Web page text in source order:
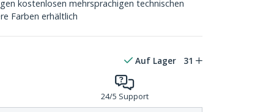
kostenlosen mehrsprachigen technischen
Farben erhältlich
Auf Lager 31
24/5 Support